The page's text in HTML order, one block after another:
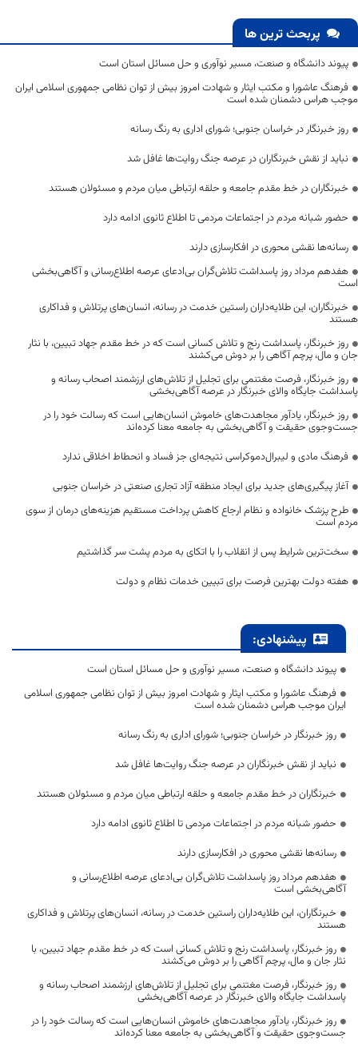
پربحث ترین ها
پیوند دانشگاه و صنعت، مسیر نوآوری و حل مسائل استان است
فرهنگ عاشورا و مکتب ایثار و شهادت امروز بیش از توان نظامی جمهوری اسلامی ایران
موجب هراس دشمنان شده است
روز خبرنگار در خراسان جنوبی؛ شورای اداری به رنگ رسانه
نباید از نقش خبرنگاران در عرصه جنگ روایت‌ها غافل شد
خبرنگاران در خط مقدم جامعه و حلقه ارتباطی میان مردم و مسئولان هستند
حضور شبانه مردم در اجتماعات مردمی تا اطلاع ثانوی ادامه دارد
رسانه‌ها نقشی محوری در افکارسازی دارند
هفدهم مرداد روز پاسداشت تلاش‌گران بی‌ادعای عرصه اطلاع‌رسانی و آگاهی‌بخشی
است
خبرنگاران، این طلایه‌داران راستین خدمت در رسانه، انسان‌های پرتلاش و فداکاری
هستند
روز خبرنگار، پاسداشت رنج و تلاش کسانی است که در خط مقدم جهاد تبیین، با نثار
جان و مال، پرچم آگاهی را بر دوش می‌کشند
روز خبرنگار، فرصت مغتنمی برای تجلیل از تلاش‌های ارزشمند اصحاب رسانه و
پاسداشت جایگاه والای خبرنگار در عرصه آگاهی‌بخشی
روز خبرنگار، یادآور مجاهدت‌های خاموش انسان‌هایی است که رسالت خود را در
جست‌وجوی حقیقت و آگاهی‌بخشی به جامعه معنا کرده‌اند
فرهنگ مادی و لیبرال‌دموکراسی نتیجه‌ای جز فساد و انحطاط اخلاقی ندارد
آغاز پیگیری‌های جدید برای ایجاد منطقه آزاد تجاری صنعتی در خراسان جنوبی
طرح پزشک خانواده و نظام ارجاع کاهش پرداخت مستقیم هزینه‌های درمان از سوی
مردم است
سخت‌ترین شرایط پس از انقلاب را با اتکای به مردم پشت سر گذاشتیم
هفته دولت بهترین فرصت برای تبیین خدمات نظام و دولت
پیشنهادی:
پیوند دانشگاه و صنعت، مسیر نوآوری و حل مسائل استان است
فرهنگ عاشورا و مکتب ایثار و شهادت امروز بیش از توان نظامی جمهوری اسلامی
ایران موجب هراس دشمنان شده است
روز خبرنگار در خراسان جنوبی؛ شورای اداری به رنگ رسانه
نباید از نقش خبرنگاران در عرصه جنگ روایت‌ها غافل شد
خبرنگاران در خط مقدم جامعه و حلقه ارتباطی میان مردم و مسئولان هستند
حضور شبانه مردم در اجتماعات مردمی تا اطلاع ثانوی ادامه دارد
رسانه‌ها نقشی محوری در افکارسازی دارند
هفدهم مرداد روز پاسداشت تلاش‌گران بی‌ادعای عرصه اطلاع‌رسانی و
آگاهی‌بخشی است
خبرنگاران، این طلایه‌داران راستین خدمت در رسانه، انسان‌های پرتلاش و فداکاری
هستند
روز خبرنگار، پاسداشت رنج و تلاش کسانی است که در خط مقدم جهاد تبیین، با
نثار جان و مال، پرچم آگاهی را بر دوش می‌کشند
روز خبرنگار، فرصت مغتنمی برای تجلیل از تلاش‌های ارزشمند اصحاب رسانه و
پاسداشت جایگاه والای خبرنگار در عرصه آگاهی‌بخشی
روز خبرنگار، یادآور مجاهدت‌های خاموش انسان‌هایی است که رسالت خود را در
جست‌وجوی حقیقت و آگاهی‌بخشی به جامعه معنا کرده‌اند